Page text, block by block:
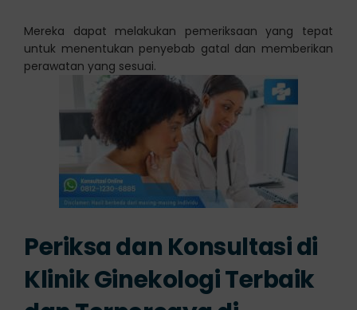
Mereka dapat melakukan pemeriksaan yang tepat
untuk menentukan penyebab gatal dan memberikan
perawatan yang sesuai.
Periksa dan Konsultasi di
Klinik Ginekologi Terbaik